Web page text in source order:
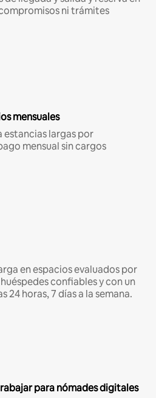
ni trámites
mensuales
estancias largas por
mensual sin cargos
en espacios evaluados por
confiables y con un
24 horas, 7 días a la semana.
para nómades digitales